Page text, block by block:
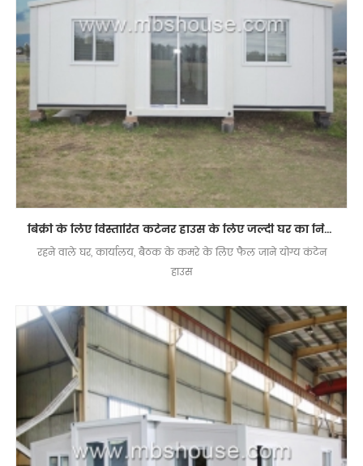
बिक्री के लिए विस्तारित कंटेनर हाउस के लिए जल्दी घर का निर्माण
रहने वाले घर, कार्यालय, बैठक के कमरे के लिए फैल जाने योग्य कंटेन
हाउस